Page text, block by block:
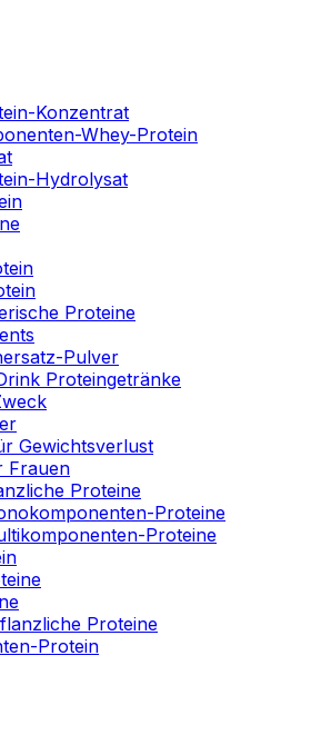
Konzentrat
Whey-Protein
Hydrolysat
Proteine
Pulver
Proteingetränke
Gewichtsverlust
Frauen
Proteine
Proteine
Proteine
Proteine
Protein